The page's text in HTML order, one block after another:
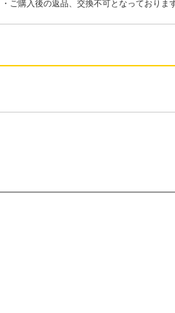
・ご購入後の返品、交換不可となっておりま